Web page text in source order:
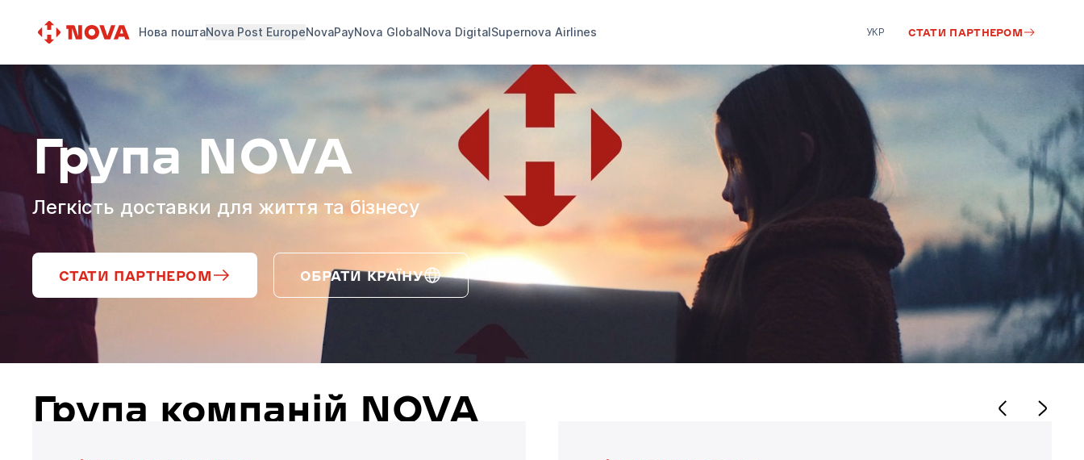
Нова поштаNova Post EuropeNovaPayNova GlobalNova DigitalSupernova Airlines УКР СТАТИ ПАРТНЕРОМ
Група NOVA
Легкість доставки для життя та бізнесу
СТАТИ ПАРТНЕРОМ ОБРАТИ КРАЇНУ
Група компаній NOVA